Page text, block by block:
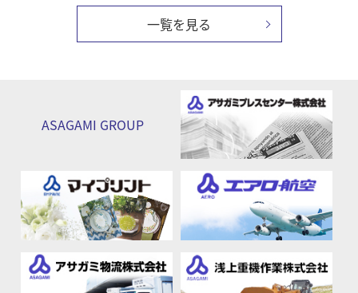
一覧を見る
ASAGAMI GROUP